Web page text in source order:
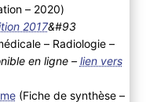
– 2020)
2017&#93
– Radiologie –
en ligne – lien vers
(Fiche de synthèse –